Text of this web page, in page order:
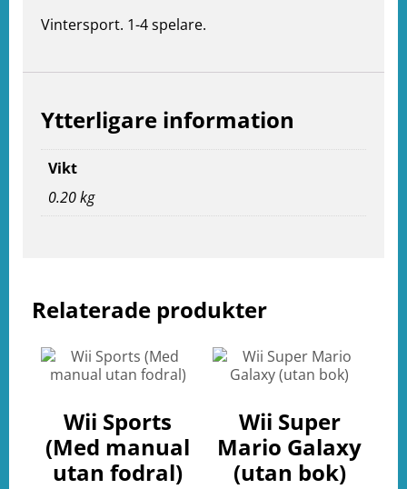
Relaterade produkter
Wii Sports
(Med manual
utan fodral)
Wii Super
Mario Galaxy
(utan bok)
Vintersport. 1-4 spelare.
Ytterligare information
Vikt
0.20 kg